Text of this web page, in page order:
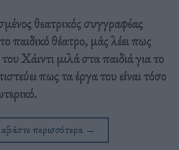
θεατρικός συγγραφέας
παιδικό θέατρο, μάς λέει πως
Χάιντι μιλά στα παιδιά για το
πως τα έργα του είναι τόσο
περισσότερα →